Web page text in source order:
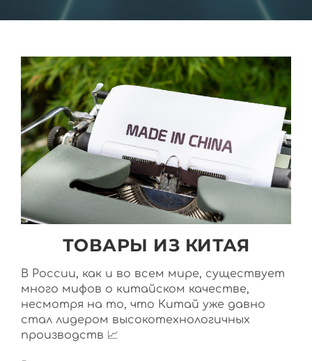
ТОВАРЫ ИЗ КИТАЯ
В России, как и во всем мире, существует
много мифов о китайском качестве,
несмотря на то, что Китай уже давно
стал лидером высокотехнологичных
производств 📈